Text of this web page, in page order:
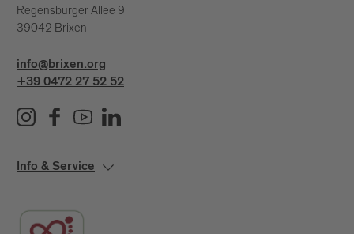
Regensburger Allee 9
39042 Brixen
info@brixen.org
+39 0472 27 52 52
Info & Service